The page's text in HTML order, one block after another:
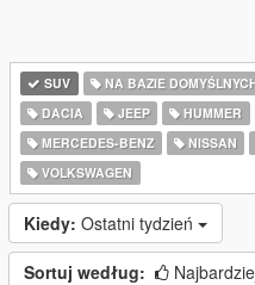
SUV NA BAZIE
DACIA
JEEP HUMMER
MERCEDES-BENZ
NISSAN
VOLKSWAGEN
Kiedy: Ostatni tydzień
Sortuj według: